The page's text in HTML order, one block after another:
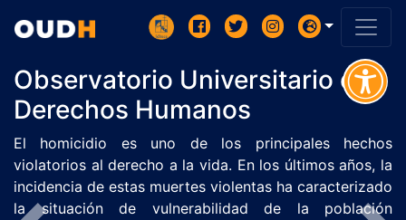
Observatorio Universitario de
Derechos Humanos
El homicidio es uno de los principales hechos
violatorios al derecho a la vida. En los últimos años, la
incidencia de estas muertes violentas ha caracterizado
la situación de vulnerabilidad de la población